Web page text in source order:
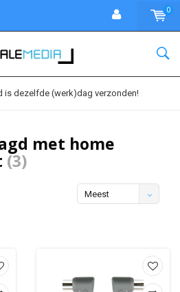
0
is dezelfde (werk)dag verzonden!
met home
(3)
Meest